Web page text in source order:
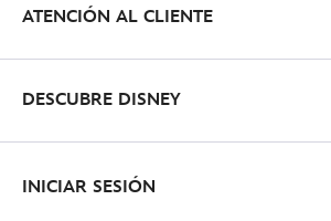
ATENCIÓN AL CLIENTE
DESCUBRE DISNEY
INICIAR SESIÓN